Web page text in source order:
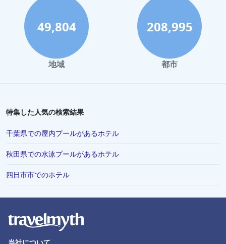
49,804
地域
208,995
都市
特集した人気の検索結果
千葉県での屋内プールがあるホテル
秋田県での水泳プールがあるホテル
四日市市でのホテル